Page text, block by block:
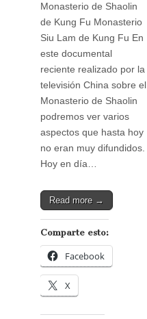
Monasterio de Shaolin
de Kung Fu Monasterio
Siu Lam de Kung Fu En
este documental
reciente realizado por la
televisión China sobre el
Monasterio de Shaolin
podremos ver varios
aspectos que hasta hoy
no eran muy difundidos.
Hoy en día…
Read more →
Comparte esto:
Facebook
X